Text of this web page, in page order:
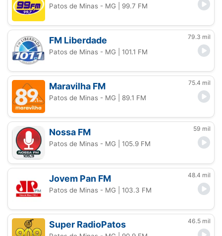
Patos de Minas - MG | 99.7 FM
FM Liberdade 79.3 mil
Patos de Minas - MG | 101.1 FM
Maravilha FM 75.4 mil
Patos de Minas - MG | 89.1 FM
Nossa FM 59 mil
Patos de Minas - MG | 105.9 FM
Jovem Pan FM 48.4 mil
Patos de Minas - MG | 103.3 FM
Super RadioPatos 46.5 mil